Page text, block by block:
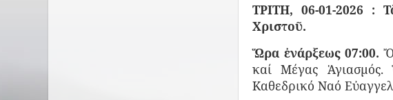
ΤΡΙΤΗ, 06-01-2026 :
Χριστοῦ.
Ὥρα ἐνάρξεως 07:00.
καί Μέγας Ἁγιασμός.
Καθεδρικό Ναό